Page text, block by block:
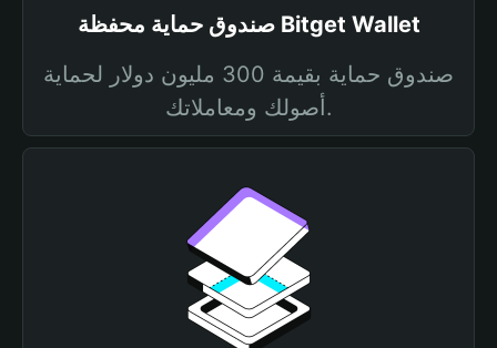
صندوق حماية محفظة Bitget Wallet
صندوق حماية بقيمة 300 مليون دولار لحماية
أصولك ومعاملاتك.